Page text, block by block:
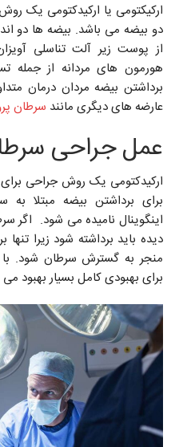
ارکیکتومی یا ارکیدکتومی یک
دو بیضه می باشد. بیضه ها دو
از پوست زیر آلت تناسلی
هورمون های مردانه از جمله
برداشتن بیضه مردان درمان
عارضه های دیگری مانند سرطان
عمل جراحی
ارکیدکتومی یک روش جراحی
برای برداشتن بیضه مبتلا به
اینگوینال نامیده می شود. اگر
دیده باید برداشته شود زیرا
منجر به گسترش سرطان شود.
برای بهبودی کامل بسیار بهبود می